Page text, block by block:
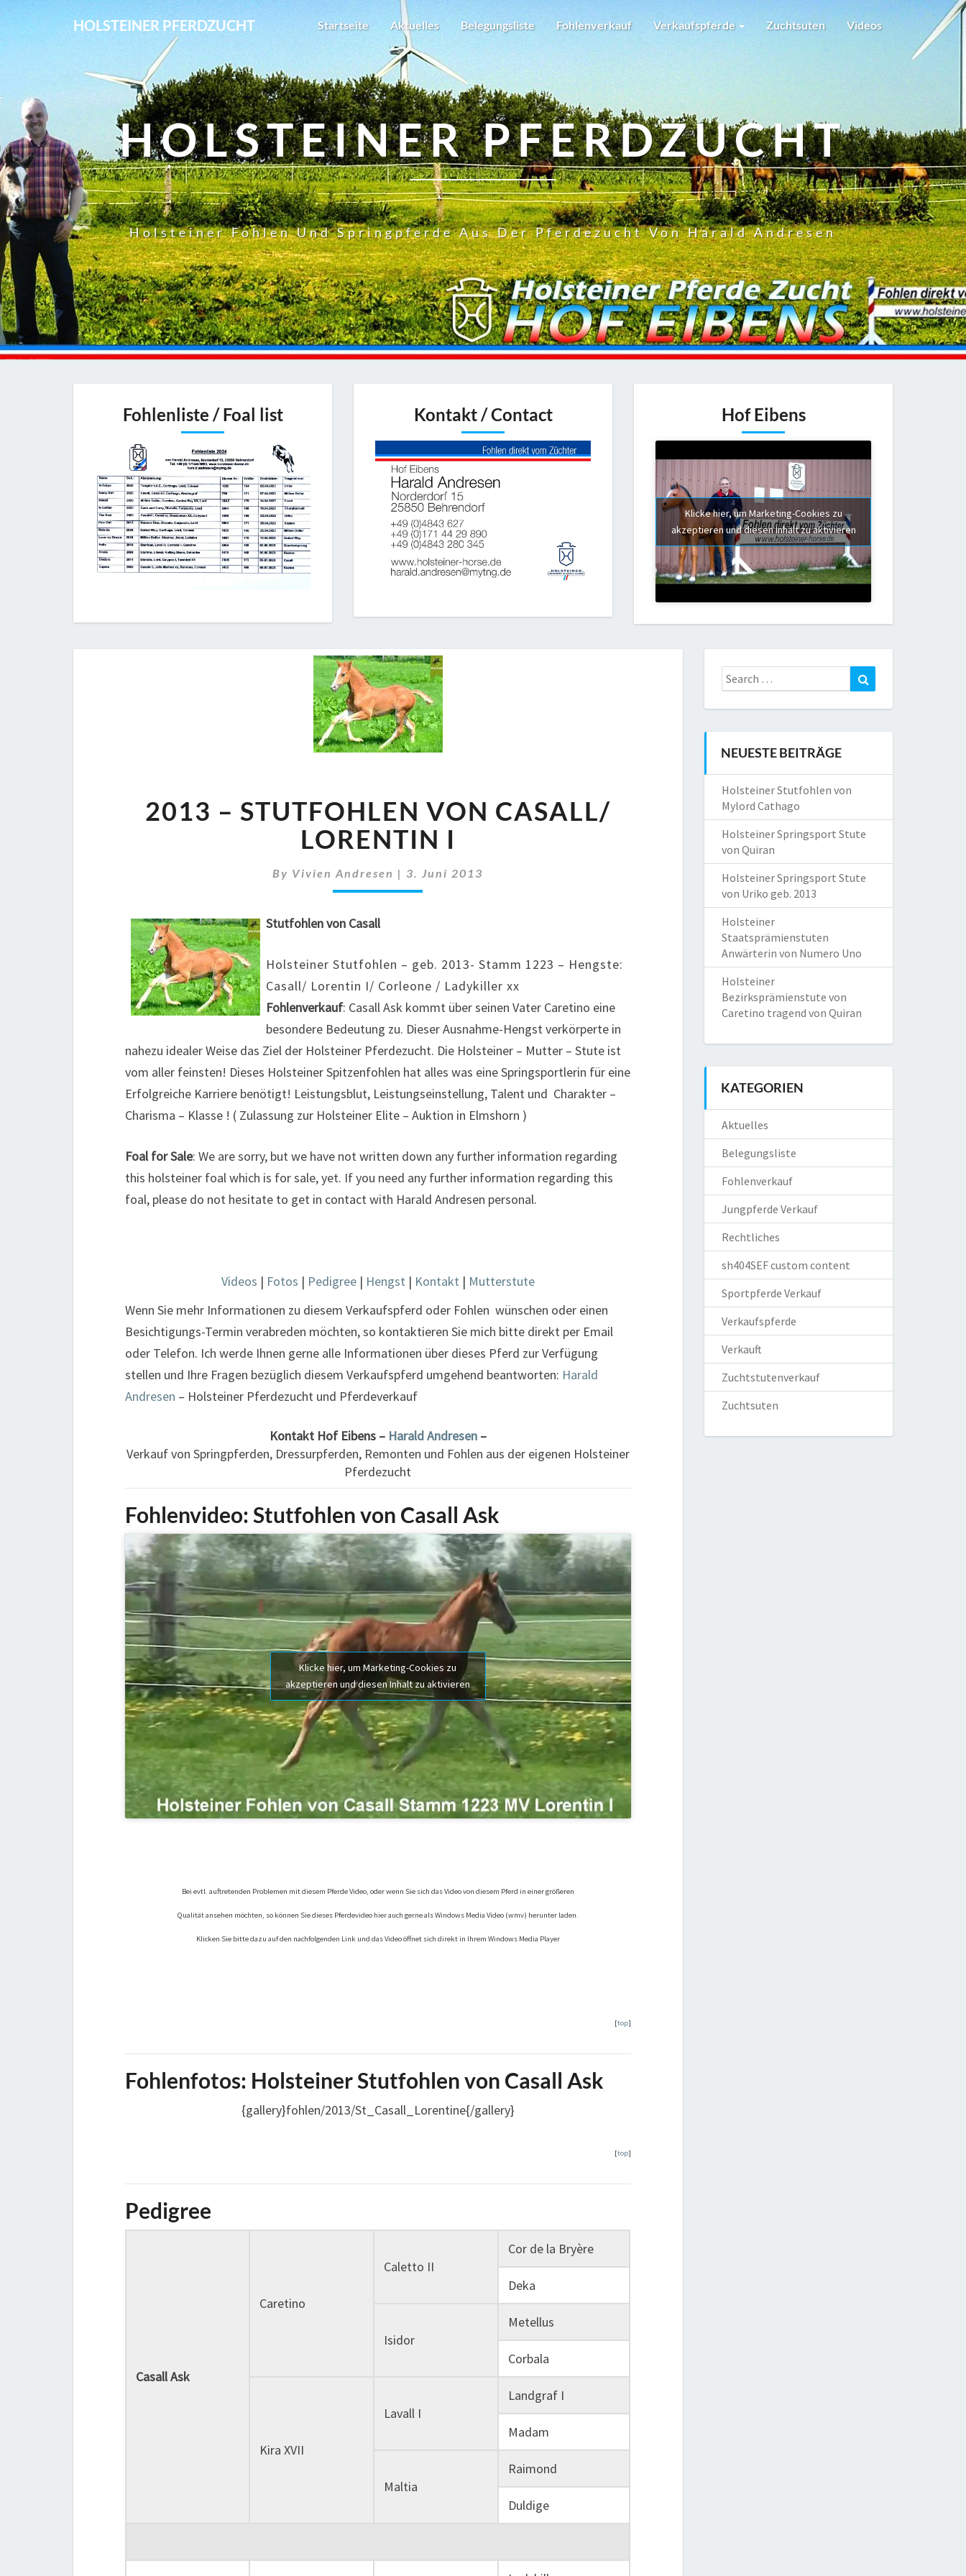
HOLSTEINER PFERDZUCHT Startseite Aktuelles Belegungsliste Fohlenverkauf Verkaufspferde Zuchtsuten Videos
HOLSTEINER PFERDZUCHT
Holsteiner Fohlen Und Springpferde Aus Der Pferdezucht Von Harald Andresen
Fohlenliste / Foal list Kontakt / Contact Hof Eibens
Klicke hier, um Marketing-Cookies zu
akzeptieren und diesen Inhalt zu aktivieren
STUTFOHLEN
VON
LORENTIN
2013 – STUTFOHLEN VON CASALL/
LORENTIN I
By Vivien Andresen | 3. Juni 2013
Stutfohlen von Casall
Holsteiner Stutfohlen – geb. 2013- Stamm 1223 – Hengste:
Casall/ Lorentin I/ Corleone / Ladykiller xx
Fohlenverkauf: Casall Ask kommt über seinen Vater Caretino eine
besondere Bedeutung zu. Dieser Ausnahme-Hengst verkörperte in
nahezu idealer Weise das Ziel der Holsteiner Pferdezucht. Die Holsteiner – Mutter – Stute ist
vom aller feinsten! Dieses Holsteiner Spitzenfohlen hat alles was eine Springsportlerin für eine
Erfolgreiche Karriere benötigt! Leistungsblut, Leistungseinstellung, Talent und Charakter –
Charisma – Klasse ! ( Zulassung zur Holsteiner Elite – Auktion in Elmshorn )
Foal for Sale: We are sorry, but we have not written down any further information regarding
this holsteiner foal which is for sale, yet. If you need any further information regarding this
foal, please do not hesitate to get in contact with Harald Andresen personal.
Videos | Fotos | Pedigree | Hengst | Kontakt | Mutterstute
Wenn Sie mehr Informationen zu diesem Verkaufspferd oder Fohlen wünschen oder einen
Besichtigungs-Termin verabreden möchten, so kontaktieren Sie mich bitte direkt per Email
oder Telefon. Ich werde Ihnen gerne alle Informationen über dieses Pferd zur Verfügung
stellen und Ihre Fragen bezüglich diesem Verkaufspferd umgehend beantworten: Harald
Andresen – Holsteiner Pferdezucht und Pferdeverkauf
Kontakt Hof Eibens – Harald Andresen–
Verkauf von Springpferden, Dressurpferden, Remonten und Fohlen aus der eigenen Holsteiner
Pferdezucht
Fohlenvideo: Stutfohlen von Casall Ask
Klicke hier, um Marketing-Cookies zu
akzeptieren und diesen Inhalt zu aktivieren
Bei evtl. auftretenden Problemen mit diesem Pferde Video, oder wenn Sie sich das Video von diesem Pferd in einer größeren
Qualität ansehen möchten, so können Sie dieses Pferdevideo hier auch gerne als Windows Media Video (wmv) herunter laden.
Klicken Sie bitte dazu auf den nachfolgenden Link und das Video öffnet sich direkt in Ihrem Windows Media Player
[top]
Fohlenfotos: Holsteiner Stutfohlen von Casall Ask
{gallery}fohlen/2013/St_Casall_Lorentine{/gallery}
[top]
Pedigree
Casall Ask
Caretino
Caletto II
Cor de la Bryère
Deka
Isidor
Metellus
Corbala
Kira XVII
Lavall I
Landgraf I
Madam
Maltia
Raimond
Duldige
Search
for:
NEUESTE BEITRÄGE
Holsteiner Stutfohlen von
Mylord Cathago
Holsteiner Springsport Stute
von Quiran
Holsteiner Springsport Stute
von Uriko geb. 2013
Holsteiner
Staatsprämienstuten
Anwärterin von Numero Uno
Holsteiner
Bezirksprämienstute von
Caretino tragend von Quiran
KATEGORIEN
Aktuelles
Belegungsliste
Fohlenverkauf
Jungpferde Verkauf
Rechtliches
sh404SEF custom content
Sportpferde Verkauf
Verkaufspferde
Verkauft
Zuchtstutenverkauf
Zuchtsuten